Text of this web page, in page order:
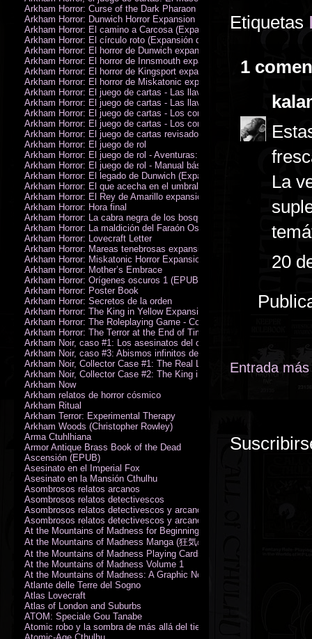
Etiquetas
1
La
20
Entrada
Arkham Horror: Curse of the Dark Pharaon Expansion
Arkham Horror: Dunwich Horror Expansion
Arkham Horror: El camino a Carcosa (Expansión de investigadores)
Arkham Horror: El círculo roto (Expansión de investigadores)
Arkham Horror: El horror de Dunwich expansión
Arkham Horror: El horror de Innsmouth expansión
Arkham Horror: El horror de Kingsport expansión
Arkham Horror: El horror de Miskatonic expansión
Arkham Horror: El juego de cartas - Las llaves escarlata - Campaña
Arkham Horror: El juego de cartas - Las llaves escarlata -
Arkham Horror: El juego de cartas - Los confines de la tierra -
Arkham Horror: El juego de cartas - Los confines de la tierra -
Arkham Horror: El juego de cartas revisado
Arkham Horror: El juego de rol
Arkham Horror: El juego de rol - Aventuras: Misterios de Arkham
Arkham Horror: El juego de rol - Manual básico
Arkham Horror: El legado de Dunwich (Expansión de investigadores)
Arkham Horror: El que acecha en el umbral expansión
Arkham Horror: El Rey de Amarillo expansión
Arkham Horror: Hora final
Arkham Horror: La cabra negra de los bosques expansión
Arkham Horror: La maldición del Faraón Oscuro expansión (revisada)
Arkham Horror: Lovecraft Letter
Arkham Horror: Mareas tenebrosas expansión
Arkham Horror: Miskatonic Horror Expansion
Arkham Horror: Mother’s Embrace
Arkham Horror: Orígenes oscuros 1 (EPUB)
Arkham Horror: Poster Book
Arkham Horror: Secretos de la orden
Arkham Horror: The King in Yellow Expansion
Arkham Horror: The Roleplaying Game - Core Rulebook (PDF)
Arkham Horror: The Terror at the End of Time
Arkham Noir, caso #1: Los asesinatos del culto de la bruja
Arkham Noir, caso #3: Abismos infinitos de oscuridad
Arkham Noir, Collector Case #1: The Real Leeds
Arkham Noir, Collector Case #2: The King in Yellow
Arkham Now
Arkham relatos de horror cósmico
Arkham Ritual
Arkham Terror: Experimental Therapy
Arkham Woods (Christopher Rowley)
Arma Ctuhlhiana
Armor Antique Brass Book of the Dead
Ascensión (EPUB)
Asesinato en el Imperial Fox
Asesinato en la Mansión Cthulhu
Asombrosos relatos arcanos
Asombrosos relatos detectivescos
Asombrosos relatos detectivescos y arcanos
Asombrosos relatos detectivescos y arcanos
At the Mountains of Madness for Beginning Readers
At the Mountains of Madness Manga (狂気の山脈)
At the Mountains of Madness Playing Cards
At the Mountains of Madness Volume 1
At the Mountains of Madness: A Graphic Novel
Atlante delle Terre del Sogno
Atlas Lovecraft
Atlas of London and Suburbs
ATOM: Speciale Gou Tanabe
Atomic robo y la sombra de más allá del tiempo